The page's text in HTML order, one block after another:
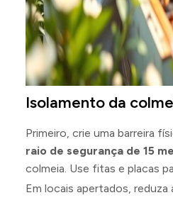
Isolamento da
Primeiro, crie uma barreira
raio de segurança de 15
colmeia. Use fitas e placas
Em locais apertados, reduza